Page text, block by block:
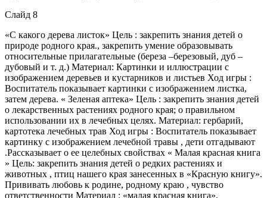
Слайд 8
«С какого дерева листок» Цель : закрепить знания детей о
природе родного края., закрепить умение образовывать
относительные прилагательные (береза –березовый, дуб –
дубовый и т. д.) Материал: Картинки и иллюстрации с
изображением деревьев и кустарников и листьев Ход игры :
Воспитатель показывает картинки с изображением листка,
затем дерева. « Зеленая аптека» Цель : закрепить знания детей
о лекарственных растениях родного края; о правильном
использовании их в лечебных целях. Материал: гербарий,
картотека лечебных трав Ход игры : Воспитатель показывает
картинку с изображением лечебной травы , дети отгадывают
.Рассказывает о ее целебных свойствах « Малая красная книга
» Цель: закрепить знания детей о редких растениях и
животных , птиц нашего края занесенных в «Красную книгу».
Прививать любовь к родине, родному краю , чувство
ответственности Материал : «малая красная книга»,